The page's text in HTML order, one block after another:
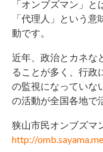
「オンブズマン」
「代理人」という
動です。
近年、政治とカネな
ることが多く、行政
の監視になっていな
の活動が全国各地で
狭山市民オンブズマ
http://omb.sayama.me